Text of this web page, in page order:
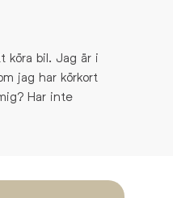
köra bil. Jag är i
jag har körkort
Har inte